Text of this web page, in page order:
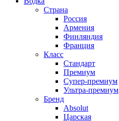
Страна
Россия
Армения
Финляндия
Франция
Класс
Стандарт
Премиум
Супер-премиум
Ультра-премиум
Бренд
Absolut
Царская